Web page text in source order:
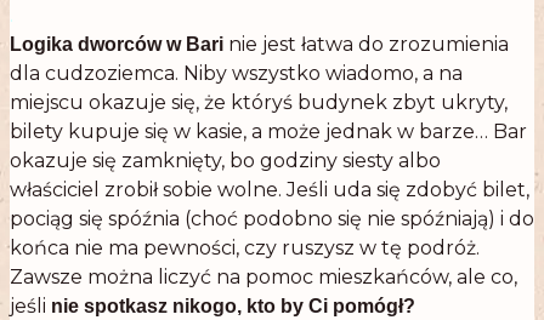
.
Logika dworców w Bari nie jest łatwa do zrozumienia
dla cudzoziemca. Niby wszystko wiadomo, a na
miejscu okazuje się, że któryś budynek zbyt ukryty,
bilety kupuje się w kasie, a może jednak w barze… Bar
okazuje się zamknięty, bo godziny siesty albo
właściciel zrobił sobie wolne. Jeśli uda się zdobyć bilet,
pociąg się spóźnia (choć podobno się nie spóźniają) i do
końca nie ma pewności, czy ruszysz w tę podróż.
Zawsze można liczyć na pomoc mieszkańców, ale co,
jeśli nie spotkasz nikogo, kto by Ci pomógł?